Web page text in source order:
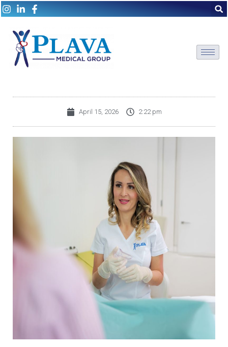
April 15, 2026 2:22 pm